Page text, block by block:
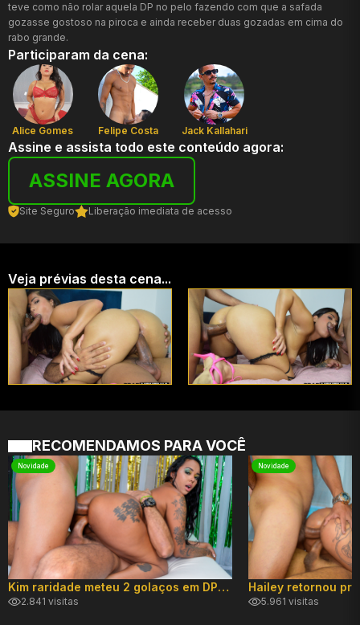
teve como não rolar aquela DP no pelo fazendo com que a safada
gozasse gostoso na piroca e ainda receber duas gozadas em cima do
rabo grande.
Participaram da cena:
Alice Gomes Felipe Costa Jack Kallahari
Assine e assista todo este conteúdo agora:
ASSINE AGORA
Site Seguro Liberação imediata de acesso
Veja prévias desta cena...
RECOMENDAMOS PARA VOCÊ
Novidade
Kim raridade meteu 2 golaços em DP hard!
2.841 visitas
Novidade
5.961 visitas